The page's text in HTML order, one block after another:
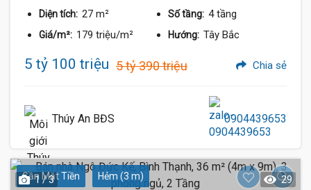
Diện tích: 27 m² Số tầng: 4 tầng
Giá/m²: 179 triệu/m² Hướng: Tây Bắc
5 tỷ 100 triệu 5 tỷ 390 triệu Chia sẻ
Thúy An BĐS 0904439653
Gần Mặt Tiền Hẻm (3 m)
1 / 3 29